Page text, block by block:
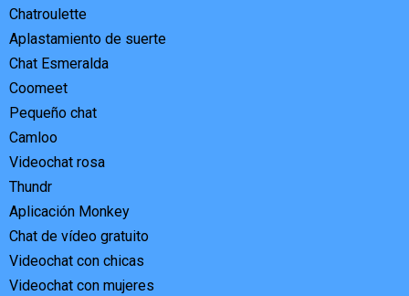
Chatroulette
Aplastamiento de suerte
Chat Esmeralda
Coomeet
Pequeño chat
Camloo
Videochat rosa
Thundr
Aplicación Monkey
Chat de vídeo gratuito
Videochat con chicas
Videochat con mujeres